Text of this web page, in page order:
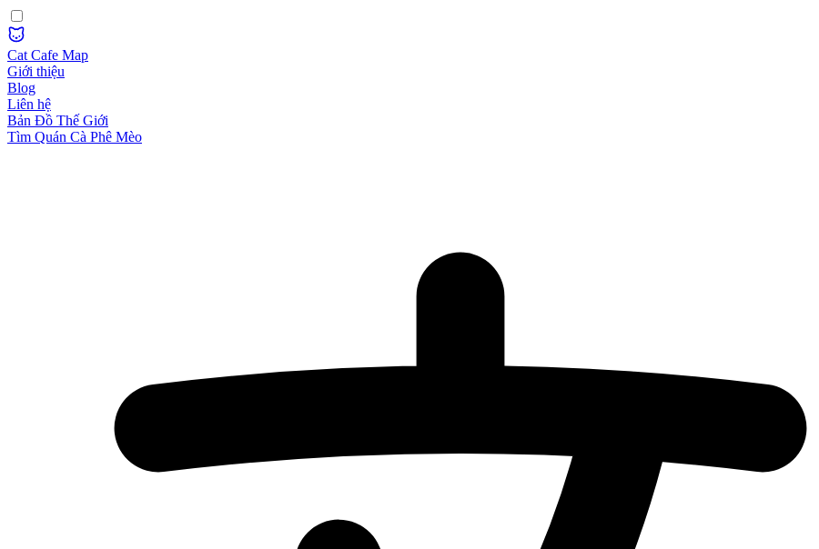
Cat Cafe Map
Giới thiệu
Blog
Liên hệ
Bản Đồ Thế Giới
Tìm Quán Cà Phê Mèo